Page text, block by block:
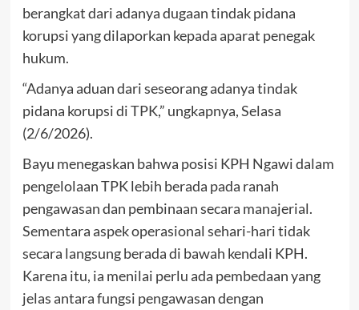
berangkat dari adanya dugaan tindak pidana
korupsi yang dilaporkan kepada aparat penegak
hukum.
“Adanya aduan dari seseorang adanya tindak
pidana korupsi di TPK,” ungkapnya, Selasa
(2/6/2026).
Bayu menegaskan bahwa posisi KPH Ngawi dalam
pengelolaan TPK lebih berada pada ranah
pengawasan dan pembinaan secara manajerial.
Sementara aspek operasional sehari-hari tidak
secara langsung berada di bawah kendali KPH.
Karena itu, ia menilai perlu ada pembedaan yang
jelas antara fungsi pengawasan dengan